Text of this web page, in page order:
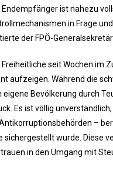
ist nahezu
in Frage
der FPÖ-
seit Wochen im
aufzeigen. Während die
Bevölkerung durch
Es ist völlig
–
sichergestellt wurde. Diese
in den Umgang mit